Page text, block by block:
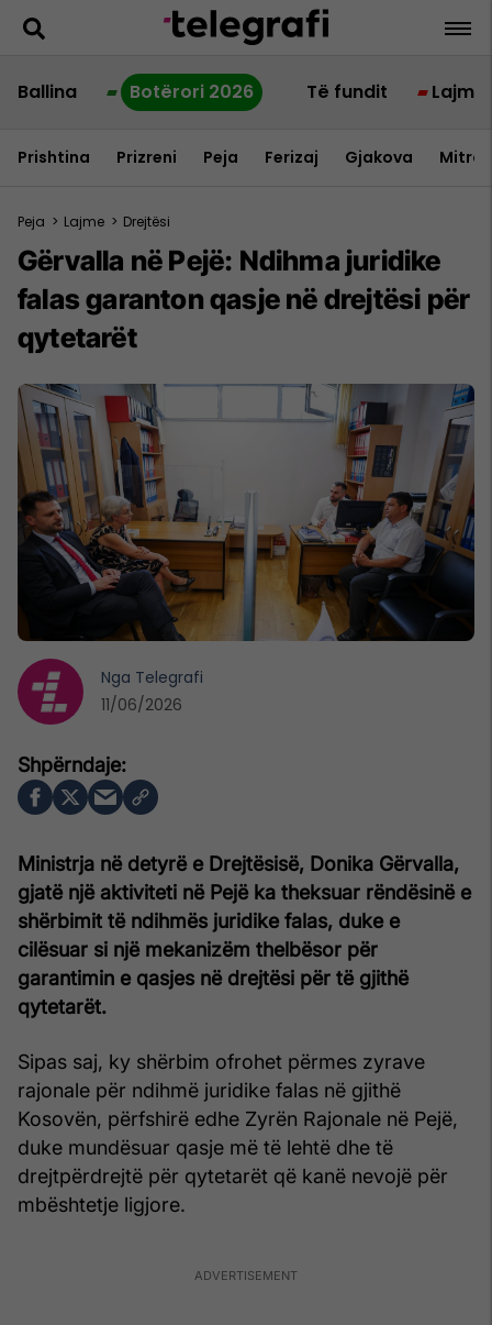
Ballina Botërori 2026 Të fundit Lajme
Prishtina Prizreni Peja Ferizaj Gjakova
Peja > Lajme > Drejtësi
Gërvalla në Pejë: Ndihma juridike
falas garanton qasje në drejtësi për
qytetarët
Ministrja në detyrë e Drejtësisë, Donika Gërvalla,
gjatë një aktiviteti në Pejë ka theksuar rëndësinë e
shërbimit të ndihmës juridike falas, duke e
cilësuar si një mekanizëm thelbësor për
garantimin e qasjes në drejtësi për të gjithë
qytetarët.
Sipas saj, ky shërbim ofrohet përmes zyrave
rajonale për ndihmë juridike falas në gjithë
Kosovën, përfshirë edhe Zyrën Rajonale në Pejë,
duke mundësuar qasje më të lehtë dhe të
drejtpërdrejtë për qytetarët që kanë nevojë për
mbështetje ligjore.
Nga Telegrafi
11/06/2026